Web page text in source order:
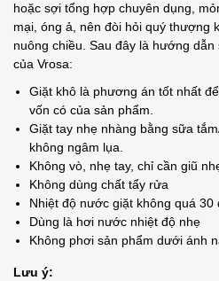
hoặc sợi tổng hợp chuyên dụng,
mại, óng ả, nên đòi hỏi quý thượng
nuông chiều. Sau đây là hướng
của Vrosa:
Giặt khô là phương án tốt nhất
vốn có của sản phẩm.
Giặt tay nhẹ nhàng bằng sữa
không ngâm lụa.
Không vò, nhẹ tay, chỉ cần giũ
Không dùng chất tẩy rửa
Nhiệt độ nước giặt không quá 30
Dùng là hơi nước nhiệt độ nhẹ
Không phơi sản phẩm dưới ánh
Lưu ý: